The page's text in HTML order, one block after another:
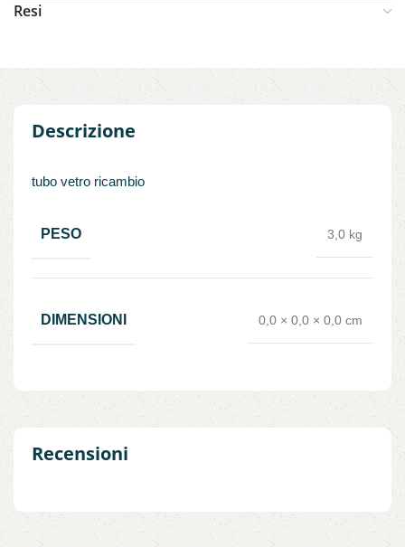
Resi
Descrizione
tubo vetro ricambio
PESO 3,0 kg
DIMENSIONI 0,0 × 0,0 × 0,0 cm
Recensioni